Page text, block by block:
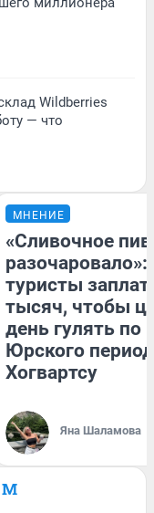
Wildberries
— что
МНЕНИЕ
«Сливочное
разочаровало»:
туристы
тысяч, чтобы
день гулять по
Юрского
Хогвартсу
Яна Шаламова